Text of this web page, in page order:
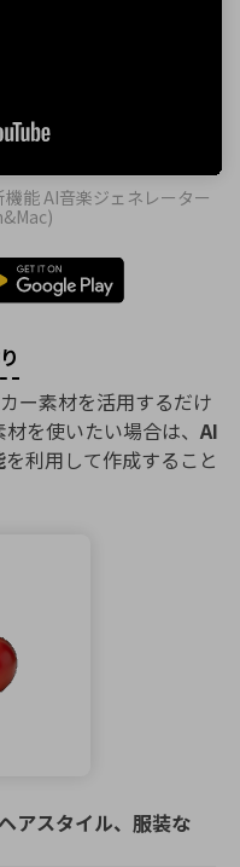
能 AI音楽ジェネレーター
ー素材を活用するだけ
を使いたい場合は、AI
を利用して作成すること
アスタイル、服装な